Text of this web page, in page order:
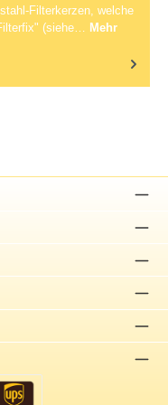
Filterkerzen, welche
(siehe… Mehr